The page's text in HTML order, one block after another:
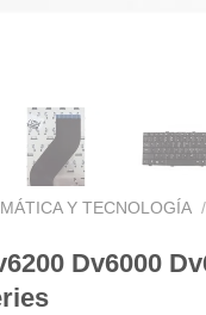
Y TECNOLOGÍA /
Dv6000